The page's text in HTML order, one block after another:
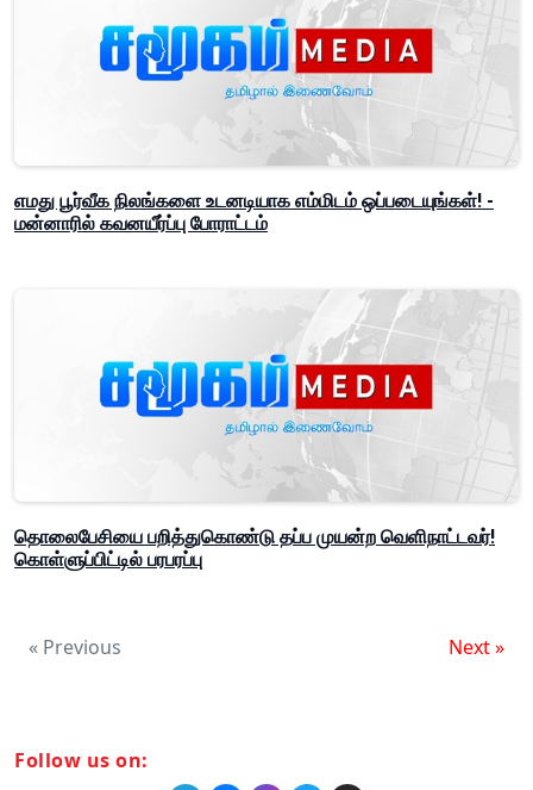
எமது பூர்வீக நிலங்களை உடனடியாக எம்மிடம் ஒப்படையுங்கள்! -
மன்னாரில் கவனயீர்ப்பு போராட்டம்
தொலைபேசியை பறித்துகொண்டு தப்ப முயன்ற வெளிநாட்டவர்!
கொள்ளுப்பிட்டில் பரபரப்பு
« Previous Next »
Follow us on: